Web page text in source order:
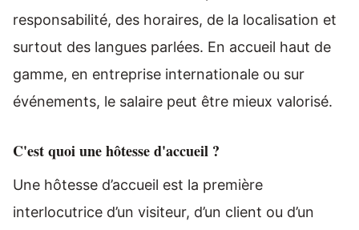
responsabilité, des horaires, de la localisation et
surtout des langues parlées. En accueil haut de
gamme, en entreprise internationale ou sur
événements, le salaire peut être mieux valorisé.
C'est quoi une hôtesse d'accueil ?
Une hôtesse d’accueil est la première
interlocutrice d’un visiteur, d’un client ou d’un